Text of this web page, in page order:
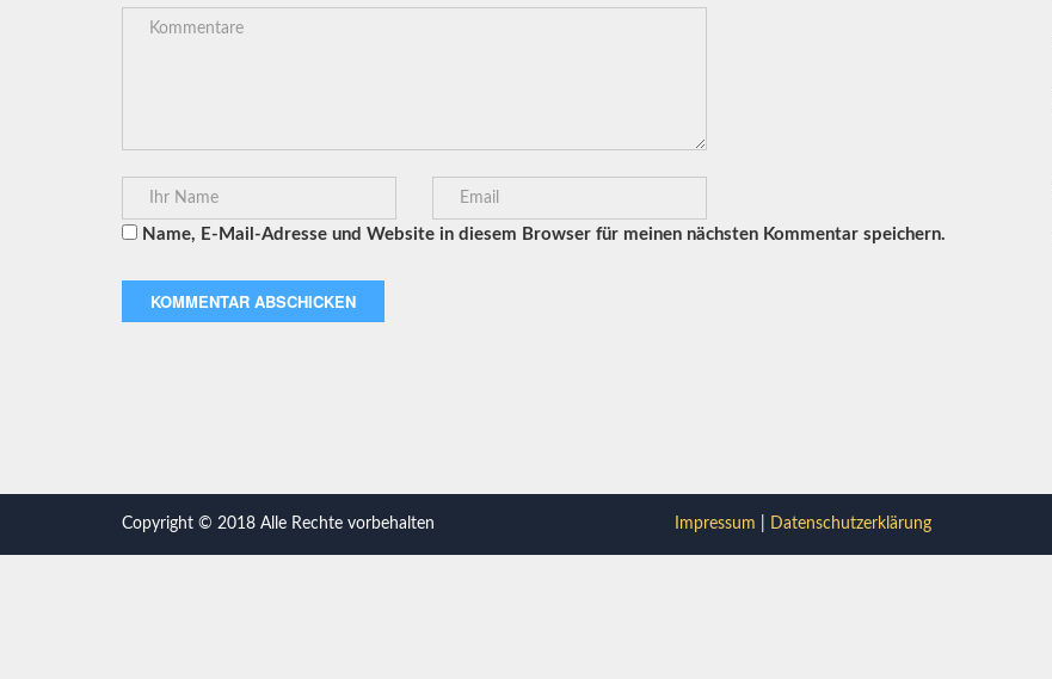
Name, E-Mail-Adresse und Website in diesem Browser für meinen nächsten Kommentar speichern.
Copyright © 2018 Alle Rechte vorbehalten Impressum Datenschutzerklärung